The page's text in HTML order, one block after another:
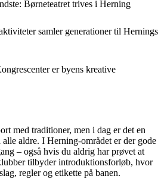
Børneteatret trives i Herning
samler generationer til Hernings
er byens kreative
med traditioner, men i dag er det en
aldre. I Herning-området er der gode
– også hvis du aldrig har prøvet at
tilbyder introduktionsforløb, hvor
regler og etikette på banen.